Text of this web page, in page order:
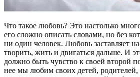
Что такое любовь? Это настолько
его сложно описать словами, но без
ни один человек. Любовь заставляет
творить, жить и двигаться дальше. И
должно быть чувство к своей второй
нее мы любим своих детей, родителей,